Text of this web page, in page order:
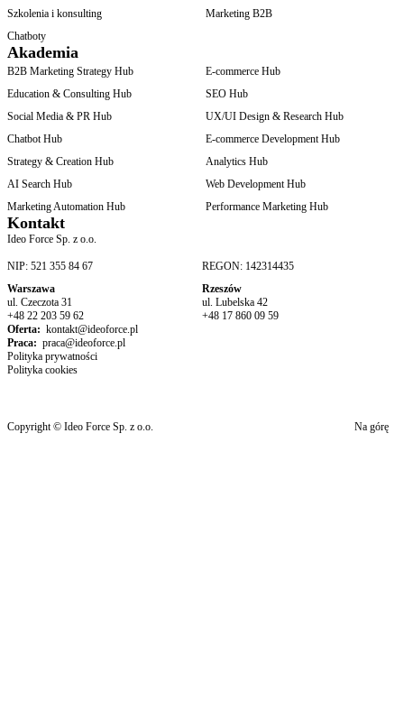
Szkolenia i konsulting
Marketing B2B
Chatboty
Akademia
B2B Marketing Strategy Hub
E-commerce Hub
Education & Consulting Hub
SEO Hub
Social Media & PR Hub
UX/UI Design & Research Hub
Chatbot Hub
E-commerce Development Hub
Strategy & Creation Hub
Analytics Hub
AI Search Hub
Web Development Hub
Marketing Automation Hub
Performance Marketing Hub
Kontakt
Ideo Force Sp. z o.o.
NIP: 521 355 84 67
REGON: 142314435
Warszawa
ul. Czeczota 31
+48 22 203 59 62
Rzeszów
ul. Lubelska 42
+48 17 860 09 59
Oferta: kontakt@ideoforce.pl
Praca: praca@ideoforce.pl
Polityka prywatności
Polityka cookies
Copyright © Ideo Force Sp. z o.o. Na górę